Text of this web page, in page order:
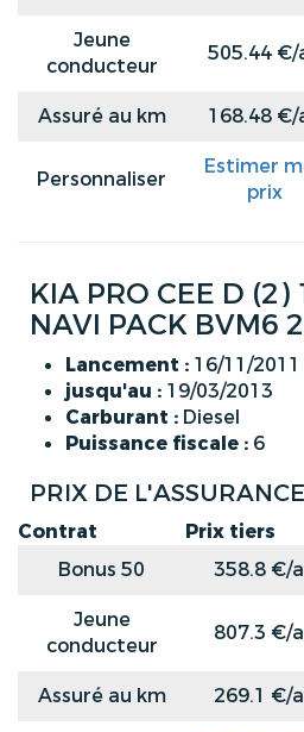
Jeune
conducteur
505.44 €/
Assuré au km
168.48 €/
Personnaliser
Estimer
prix
KIA PRO CEE D (2)
NAVI PACK BVM6
Lancement : 16/11/2011
jusqu'au : 19/03/2013
Carburant : Diesel
Puissance fiscale : 6
PRIX DE
Contrat Prix tiers
Bonus 50
358.8 €/
Jeune
conducteur
807.3 €/
Assuré au km 269.1 €/